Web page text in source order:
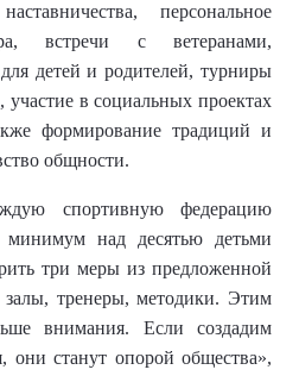
персональное
встречи с ветеранами,
детей и родителей, турниры
в социальных проектах
формирование традиций и
общности.
спортивную федерацию
минимум над десятью детьми
три меры из предложенной
тренеры, методики. Этим
внимания. Если создадим
они станут опорой общества»,